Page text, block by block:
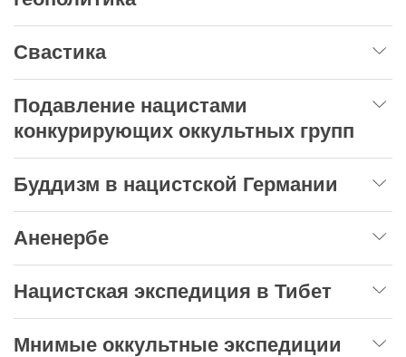
Свастика
Подавление нацистами
конкурирующих оккультных групп
Буддизм в нацистской Германии
Аненербе
Нацистская экспедиция в Тибет
Мнимые оккультные экспедиции